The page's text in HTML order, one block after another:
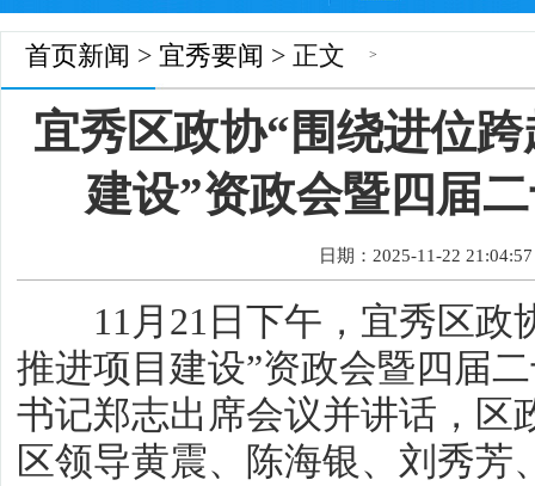
首页 >
新闻 > 宜秀要闻 > 正文
宜秀区政协“围绕进位
建设”资政会暨四届
日期：2025-11-22 21:04:57
11月21日下午，宜秀区政
推进项目建设”资政会暨四届
书记郑志出席会议并讲话，区
区领导黄震、陈海银、刘秀